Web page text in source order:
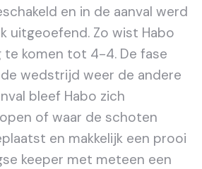
en in de aanval werd
uitgeoefend. Zo wist Habo
te komen tot 4-4. De fase
wedstrijd weer de andere
bleef Habo zich
of waar de schoten
en makkelijk een prooi
keeper met meteen een